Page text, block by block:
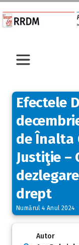
Efectele
de Înalta
Justiţie –
drept
Numărul 4 Anul 2024
Autor